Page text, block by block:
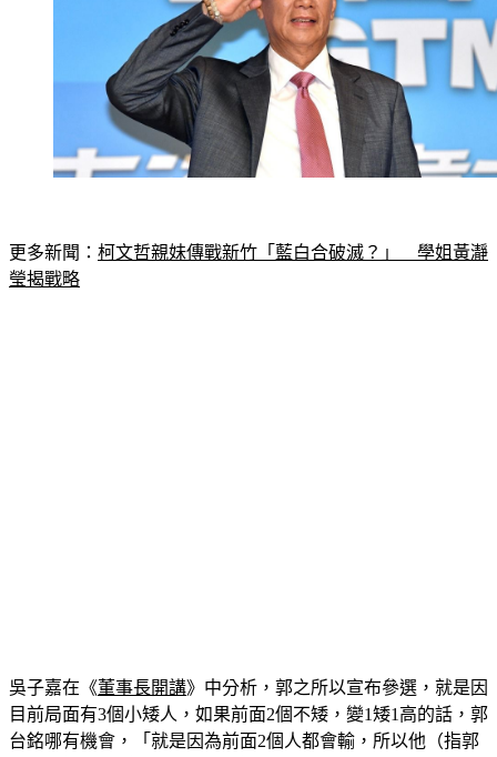
更多新聞： 柯文哲親妹傳戰新竹「藍白合破滅？」　學姐黃瀞
瑩揭戰略
吳子嘉在《董事長開講》中分析，郭之所以宣布參選，就是因
目前局面有3個小矮人，如果前面2個不矮，變1矮1高的話，郭
台銘哪有機會，「就是因為前面2個人都會輸，所以他（指郭